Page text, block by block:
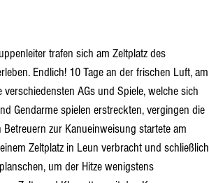
trafen sich am Zeltplatz des
Endlich! 10 Tage an der frischen Luft, am
AGs und Spiele, welche sich
Gendarme spielen erstreckten, vergingen die
zur Kanueinweisung startete am
Zeltplatz in Leun verbracht und schließlich
um der Hitze wenigstens